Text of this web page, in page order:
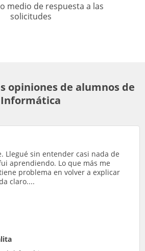
medio de respuesta a las
solicitudes
opiniones de alumnos de
Informática
Llegué sin entender casi nada de
aprendiendo. Lo que más me
problema en volver a explicar
claro....